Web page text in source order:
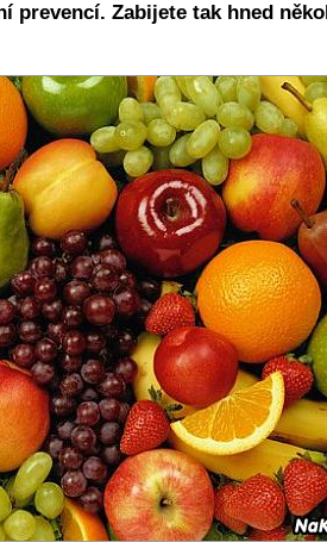
prevencí. Zabijete tak hned